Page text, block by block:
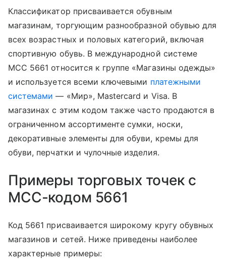
Классификатор присваивается обувным
магазинам, торгующим разнообразной обувью для
всех возрастных и половых категорий, включая
спортивную обувь. В международной системе
MCC 5661 относится к группе «Магазины одежды»
и используется всеми ключевыми платежными
системами — «Мир», Mastercard и Visa. В
магазинах с этим кодом также часто продаются в
ограниченном ассортименте сумки, носки,
декоративные элементы для обуви, кремы для
обуви, перчатки и чулочные изделия.
Примеры торговых точек с
MCC-кодом 5661
Код 5661 присваивается широкому кругу обувных
магазинов и сетей. Ниже приведены наиболее
характерные примеры: